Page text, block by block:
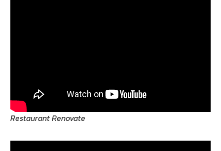
Restaurant Renovate